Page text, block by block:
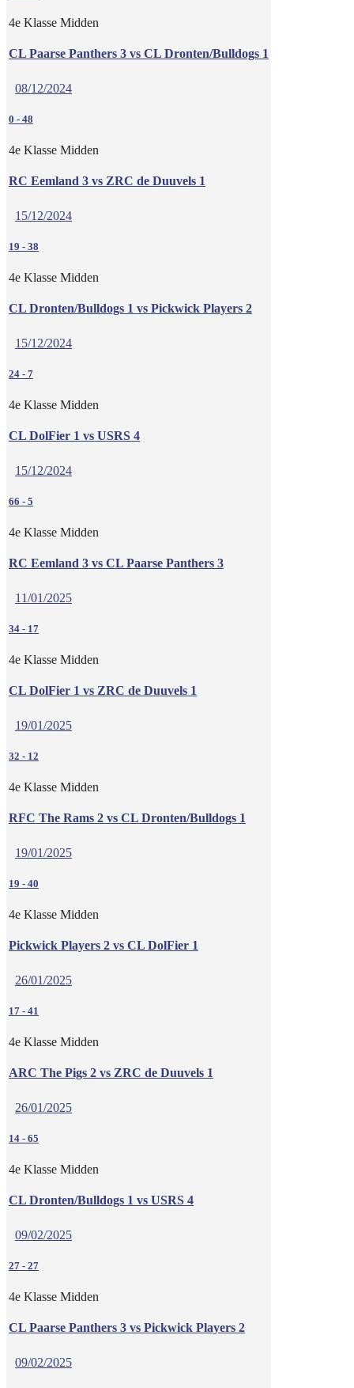
4e Klasse Midden
CL Paarse Panthers 3 vs CL Dronten/Bulldogs 1
08/12/2024
0 - 48
4e Klasse Midden
RC Eemland 3 vs ZRC de Duuvels 1
15/12/2024
19 - 38
4e Klasse Midden
CL Dronten/Bulldogs 1 vs Pickwick Players 2
15/12/2024
24 - 7
4e Klasse Midden
CL DolFier 1 vs USRS 4
15/12/2024
66 - 5
4e Klasse Midden
RC Eemland 3 vs CL Paarse Panthers 3
11/01/2025
34 - 17
4e Klasse Midden
CL DolFier 1 vs ZRC de Duuvels 1
19/01/2025
32 - 12
4e Klasse Midden
RFC The Rams 2 vs CL Dronten/Bulldogs 1
19/01/2025
19 - 40
4e Klasse Midden
Pickwick Players 2 vs CL DolFier 1
26/01/2025
17 - 41
4e Klasse Midden
ARC The Pigs 2 vs ZRC de Duuvels 1
26/01/2025
14 - 65
4e Klasse Midden
CL Dronten/Bulldogs 1 vs USRS 4
09/02/2025
27 - 27
4e Klasse Midden
CL Paarse Panthers 3 vs Pickwick Players 2
09/02/2025